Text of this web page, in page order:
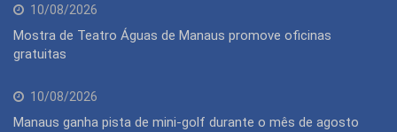
10/08/2026
Mostra de Teatro Águas de Manaus promove oficinas
gratuitas
10/08/2026
Manaus ganha pista de mini-golf durante o mês de agosto